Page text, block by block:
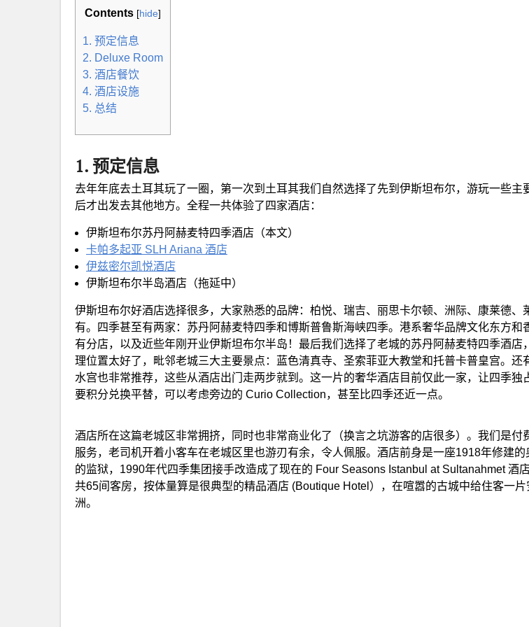
Contents [hide]
1. 预定信息
2. Deluxe Room
3. 酒店餐饮
4. 酒店设施
5. 总结
1. 预定信息
去年年底去土耳其玩了一圈，第一次到土耳其我们自然选择了先到伊斯坦布尔，游玩一些主
后才出发去其他地方。全程一共体验了四家酒店：
伊斯坦布尔苏丹阿赫麦特四季酒店（本文）
卡帕多起亚 SLH Ariana 酒店
伊兹密尔凯悦酒店
伊斯坦布尔半岛酒店（拖延中）
伊斯坦布尔好酒店选择很多，大家熟悉的品牌：柏悦、瑞吉、丽思卡尔顿、洲际、康莱德、
有。四季甚至有两家：苏丹阿赫麦特四季和博斯普鲁斯海峡四季。港系奢华品牌文化东方和
有分店，以及近些年刚开业伊斯坦布尔半岛！最后我们选择了老城的苏丹阿赫麦特四季酒店
理位置太好了，毗邻老城三大主要景点：蓝色清真寺、圣索菲亚大教堂和托普卡普皇宫。还
水宫也非常推荐，这些从酒店出门走两步就到。这一片的奢华酒店目前仅此一家，让四季独
要积分兑换平替，可以考虑旁边的 Curio Collection，甚至比四季还近一点。
酒店所在这篇老城区非常拥挤，同时也非常商业化了（换言之坑游客的店很多）。我们是付
服务，老司机开着小客车在老城区里也游刃有余，令人佩服。酒店前身是一座1918年修建的
的监狱，1990年代四季集团接手改造成了现在的 Four Seasons Istanbul at Sultanahmet 酒
共65间客房，按体量算是很典型的精品酒店 (Boutique Hotel），在喧嚣的古城中给住客一片
洲。